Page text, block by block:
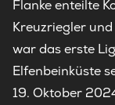
Flanke enteilte
Kreuzriegler
war das erste
Elfenbeinküste
19. Oktober